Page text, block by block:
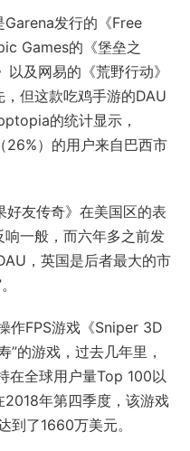
发行的《Free
Games的《堡垒之
及网易的《荒野行动》
但这款吃鸡手游的DAU
的统计显示，
26%）的用户来自巴西市
友传奇》在美国区的表
一般，而六年多之前发
，英国是后者最大的市
作FPS游戏《Sniper 3D
”的游戏，过去几年里，
在全球用户量Top 100以
年第四季度，该游戏
到了1660万美元。